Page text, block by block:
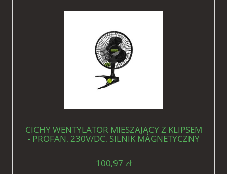
CICHY WENTYLATOR MIESZAJĄCY Z KLIPSEM
- PROFAN, 230V/DC, SILNIK MAGNETYCZNY
100,97 zł